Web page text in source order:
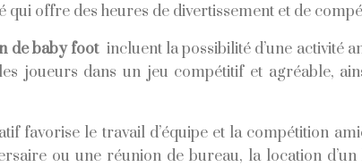
offre des heures de divertissement et de
de baby footincluent la possibilité d’une activité
joueurs dans un jeu compétitif et agréable,
favorise le travail d’équipe et la compétition
ou une réunion de bureau, la location